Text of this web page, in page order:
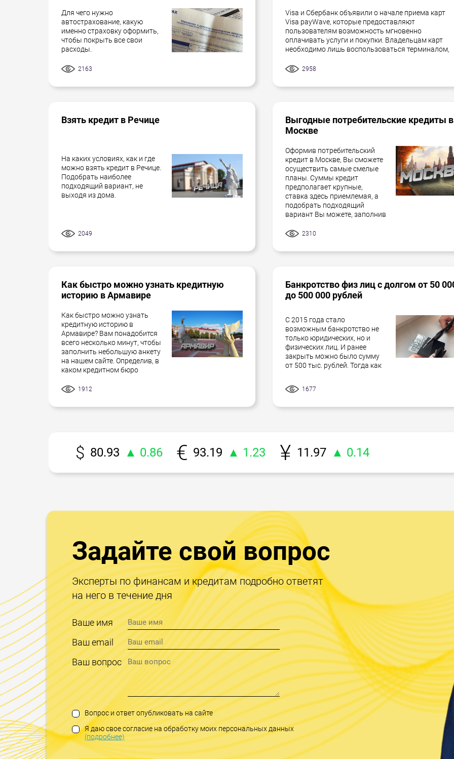
Для чего нужно
автострахование, какую
именно страховку оформить,
чтобы покрыть все свои
расходы.
2163
Visa и Сбербанк объявили о начале приема карт
Visa payWave, которые предоставляют
пользователям возможность мгновенно
оплачивать услуги и покупки. Владельцам карт
необходимо лишь воспользоваться терминалом,
2958
Взять кредит в Речице
На каких условиях, как и где
можно взять кредит в Речице.
Подобрать наиболее
подходящий вариант, не
выходя из дома.
2049
Выгодные потребительские кредиты в
Москве
Оформив потребительский
кредит в Москве, Вы сможете
осуществить самые смелые
планы. Суммы кредит
предполагает крупные,
ставка здесь приемлемая, а
подобрать подходящий
вариант Вы можете, заполнив
2310
Как быстро можно узнать кредитную
историю в Армавире
Как быстро можно узнать
кредитную историю в
Армавире? Вам понадобится
всего несколько минут, чтобы
заполнить небольшую анкету
на нашем сайте. Определив, в
каком кредитном бюро
1912
Банкротство физ лиц с долгом от 50
до 500 000 рублей
С 2015 года стало
возможным банкротство не
только юридических, но и
физических лиц. И ранее
закрыть можно было сумму
от 500 тыс. рублей. Тогда как
1677
80.93 ▲ 0.86 93.19 ▲ 1.23 11.97 ▲ 0.14
Задайте свой вопрос
Эксперты по финансам и кредитам подробно ответят
на него в течение дня
Ваше имя
Ваш email
Ваш вопрос
Вопрос и ответ опубликовать на сайте
Я даю свое согласие на обработку моих персональных данных
(подробнее)